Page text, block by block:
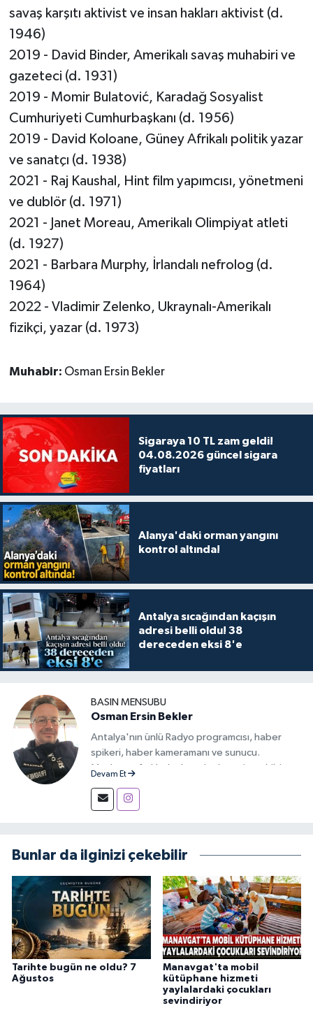
savaş karşıtı aktivist ve insan hakları aktivist (d.
1946)
2019 - David Binder, Amerikalı savaş muhabiri ve
gazeteci (d. 1931)
2019 - Momir Bulatović, Karadağ Sosyalist
Cumhuriyeti Cumhurbaşkanı (d. 1956)
2019 - David Koloane, Güney Afrikalı politik yazar
ve sanatçı (d. 1938)
2021 - Raj Kaushal, Hint film yapımcısı, yönetmeni
ve dublör (d. 1971)
2021 - Janet Moreau, Amerikalı Olimpiyat atleti
(d. 1927)
2021 - Barbara Murphy, İrlandalı nefrolog (d.
1964)
2022 - Vladimir Zelenko, Ukraynalı-Amerikalı
fizikçi, yazar (d. 1973)
Muhabir: Osman Ersin Bekler
Sigaraya 10 TL zam geldi!
04.08.2026 güncel sigara
fiyatları
Alanya'daki orman yangını
kontrol altında!
Antalya sıcağından kaçışın
adresi belli oldu! 38
dereceden eksi 8'e
BASIN MENSUBU
Osman Ersin Bekler
Antalya'nın ünlü Radyo programcısı, haber
spikeri, haber kameramanı ve sunucu.
Medyanın farklı alanlarında deneyim sahibi,
yayıncı.
Devam Et
Bunlar da ilginizi çekebilir
Tarihte bugün ne oldu? 7
Ağustos
Manavgat'ta mobil
kütüphane hizmeti
yaylalardaki çocukları
sevindiriyor